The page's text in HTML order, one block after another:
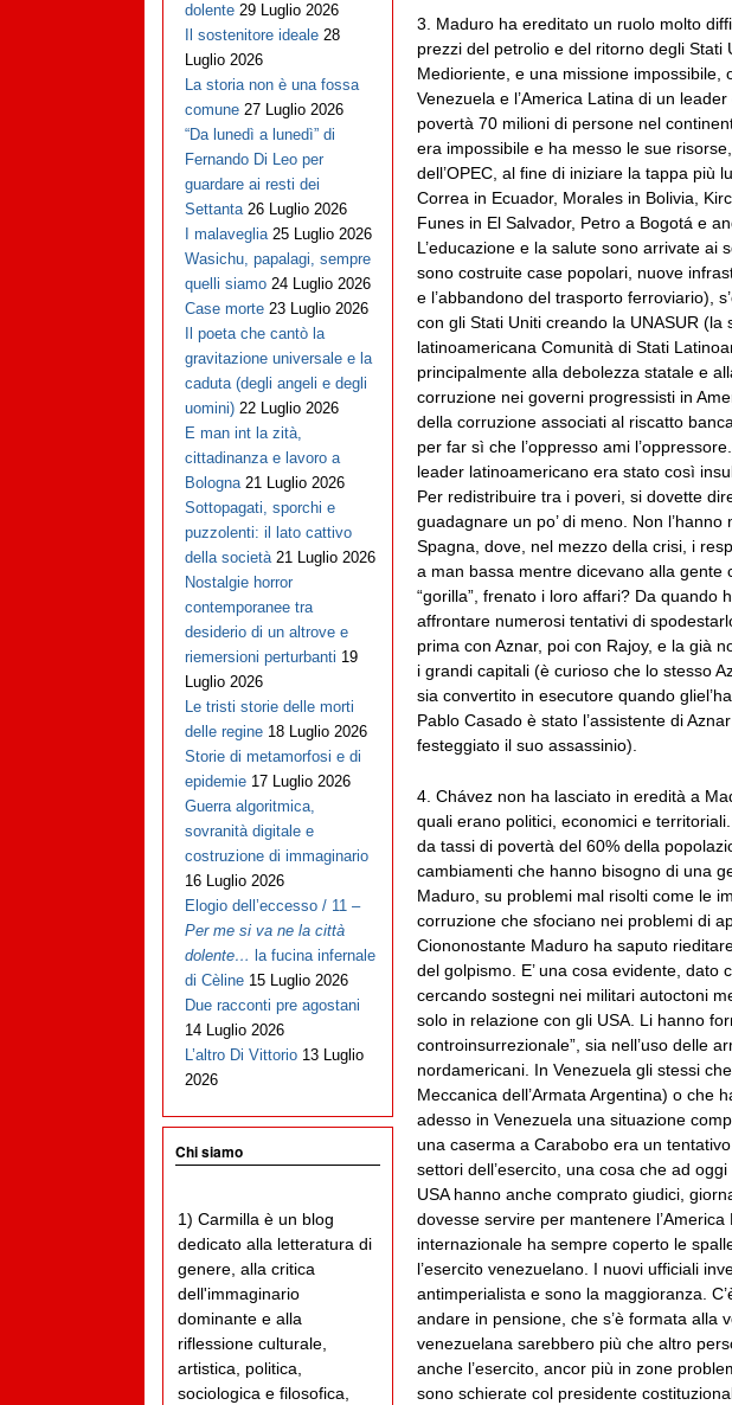
3. Maduro ha ereditato un ruolo molto
prezzi del petrolio e del ritorno degli
Medioriente, e una missione impossibile,
Venezuela e l’America Latina di un
povertà 70 milioni di persone nel
era impossibile e ha messo le sue
dell’OPEC, al fine di iniziare la tappa più
Correa in Ecuador, Morales in Bolivia,
Funes in El Salvador, Petro a Bogotá e
L’educazione e la salute sono arrivate ai
sono costruite case popolari, nuove
e l’abbandono del trasporto ferroviario),
con gli Stati Uniti creando la UNASUR
latinoamericana Comunità di Stati
principalmente alla debolezza statale e
corruzione nei governi progressisti in
della corruzione associati al riscatto
per far sì che l’oppresso ami
leader latinoamericano era stato così
Per redistribuire tra i poveri, si dovette
guadagnare un po’ di meno. Non
Spagna, dove, nel mezzo della crisi, i
a man bassa mentre dicevano alla gente
“gorilla”, frenato i loro affari? Da quando
affrontare numerosi tentativi di
prima con Aznar, poi con Rajoy, e la già
i grandi capitali (è curioso che lo stesso
sia convertito in esecutore quando
Pablo Casado è stato l’assistente di
festeggiato il suo assassinio).
4. Chávez non ha lasciato in eredità a
quali erano politici, economici e
da tassi di povertà del 60% della
cambiamenti che hanno bisogno di una
Maduro, su problemi mal risolti come le
corruzione che sfociano nei problemi di
Ciononostante Maduro ha saputo
del golpismo. E’ una cosa evidente,
cercando sostegni nei militari autoctoni
solo in relazione con gli USA. Li hanno
controinsurrezionale”, sia nell’uso delle
nordamericani. In Venezuela gli stessi
Meccanica dell’Armata Argentina) o che
adesso in Venezuela una situazione
una caserma a Carabobo era un
settori dell’esercito, una cosa che ad
USA hanno anche comprato giudici,
dovesse servire per mantenere
internazionale ha sempre coperto le
l’esercito venezuelano. I nuovi ufficiali
antimperialista e sono la maggioranza.
andare in pensione, che s’è formata alla
venezuelana sarebbero più che altro
anche l’esercito, ancor più in zone
sono schierate col presidente
dolente 29 Luglio 2026
Il sostenitore ideale 28
Luglio 2026
La storia non è una fossa
comune 27 Luglio 2026
“Da lunedì a lunedì” di
Fernando Di Leo per
guardare ai resti dei
Settanta 26 Luglio 2026
I malaveglia 25 Luglio 2026
Wasichu, papalagi, sempre
quelli siamo 24 Luglio 2026
Case morte 23 Luglio 2026
Il poeta che cantò la
gravitazione universale e la
caduta (degli angeli e degli
uomini) 22 Luglio 2026
E man int la zità,
cittadinanza e lavoro a
Bologna 21 Luglio 2026
Sottopagati, sporchi e
puzzolenti: il lato cattivo
della società 21 Luglio 2026
Nostalgie horror
contemporanee tra
desiderio di un altrove e
riemersioni perturbanti 19
Luglio 2026
Le tristi storie delle morti
delle regine 18 Luglio 2026
Storie di metamorfosi e di
epidemie 17 Luglio 2026
Guerra algoritmica,
sovranità digitale e
costruzione di immaginario
16 Luglio 2026
Elogio dell’eccesso / 11 –
Per me si va ne la città
dolente… la fucina infernale
di Cèline 15 Luglio 2026
Due racconti pre agostani
14 Luglio 2026
L’altro Di Vittorio 13 Luglio
2026
Chi siamo
1) Carmilla è un blog
dedicato alla letteratura di
genere, alla critica
dell'immaginario
dominante e alla
riflessione culturale,
artistica, politica,
sociologica e filosofica,